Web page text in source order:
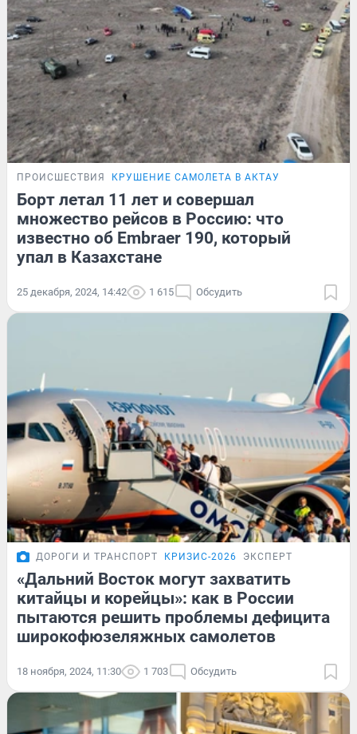
ПРОИСШЕСТВИЯ КРУШЕНИЕ САМОЛЕТА В АКТАУ
Борт летал 11 лет и совершал
множество рейсов в Россию: что
известно об Embraer 190, который
упал в Казахстане
25 декабря, 2024, 14:42 1 615 Обсудить
ДОРОГИ И ТРАНСПОРТ КРИЗИС-2026 ЭКСПЕРТ
«Дальний Восток могут захватить
китайцы и корейцы»: как в России
пытаются решить проблемы дефицита
широкофюзеляжных самолетов
18 ноября, 2024, 11:30 1 703 Обсудить